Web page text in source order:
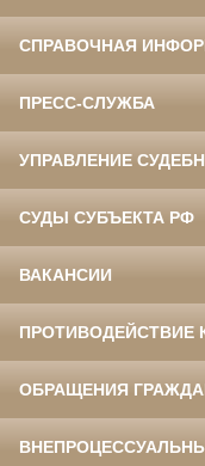
СПРАВОЧНАЯ
ПРЕСС-СЛУЖБА
УПРАВЛЕНИЕ
СУДЫ СУБЪЕКТА РФ
ВАКАНСИИ
ПРОТИВОДЕЙСТВИЕ
ОБРАЩЕНИЯ